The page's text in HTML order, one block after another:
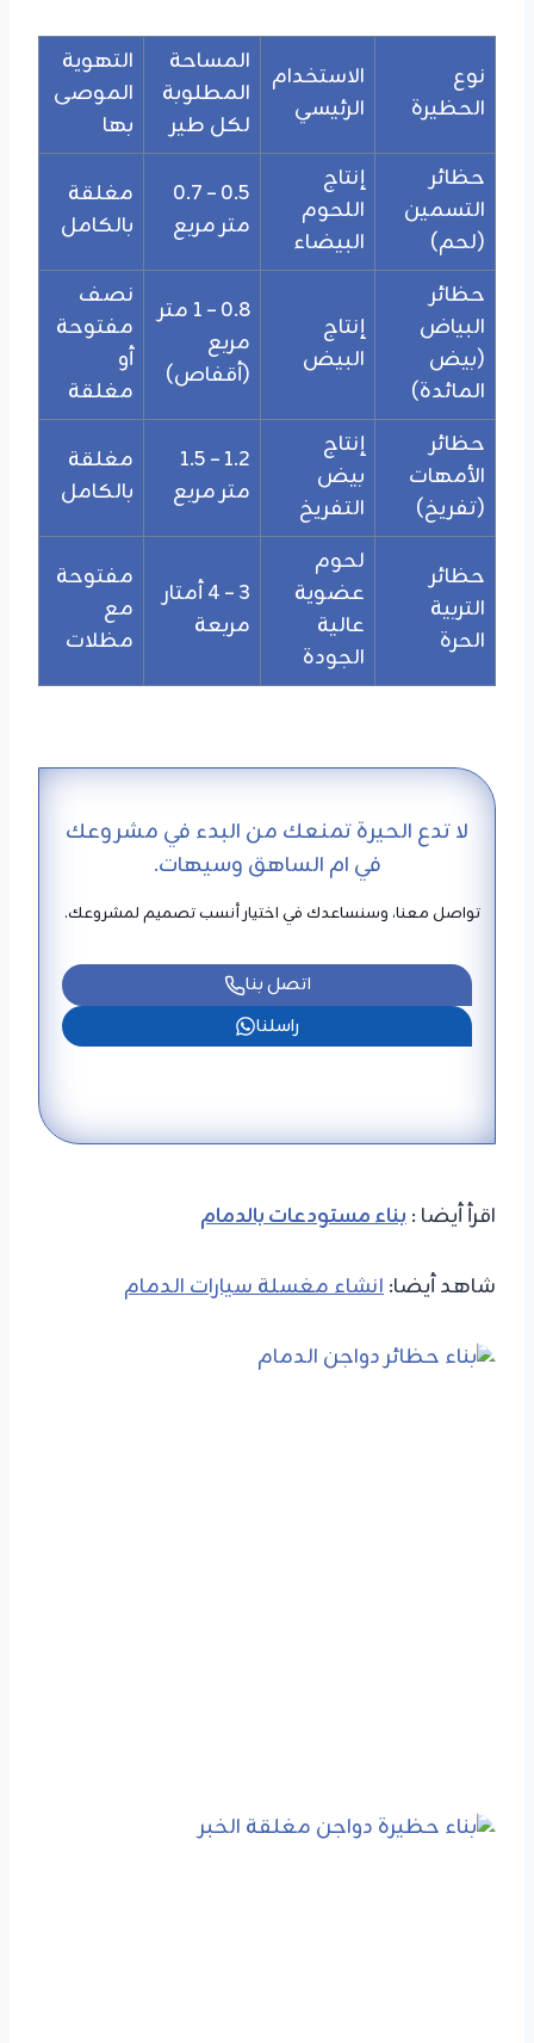
نوع
الحظيرة
الاستخدام
الرئيسي
المساحة
المطلوبة
لكل طير
التهوية
الموصى
بها
حظائر
التسمين
(لحم)
إنتاج
اللحوم
البيضاء
0.5 – 0.7
متر مربع
مغلقة
بالكامل
حظائر
البياض
(بيض
المائدة)
إنتاج
البيض
0.8 – 1 متر
مربع
(أقفاص)
نصف
مفتوحة
أو
مغلقة
حظائر
الأمهات
(تفريخ)
إنتاج
بيض
التفريخ
1.2 – 1.5
متر مربع
مغلقة
بالكامل
حظائر
التربية
الحرة
لحوم
عضوية
عالية
الجودة
3 – 4 أمتار
مربعة
مفتوحة
مع
مظلات
لا تدع الحيرة تمنعك من البدء في مشروعك
في ام الساهق وسيهات.
تواصل معنا، وسنساعدك في اختيار أنسب تصميم لمشروعك.
اتصل بنا
راسلنا
اقرأ أيضا :بناء مستودعات بالدمام
شاهد أيضا:انشاء مغسلة سيارات الدمام